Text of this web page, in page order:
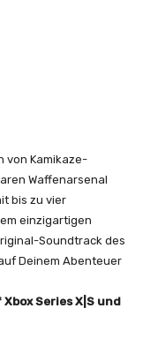
von Kamikaze-
Waffenarsenal
bis zu vier
einzigartigen
Soundtrack des
Deinem Abenteuer
Series X|S und